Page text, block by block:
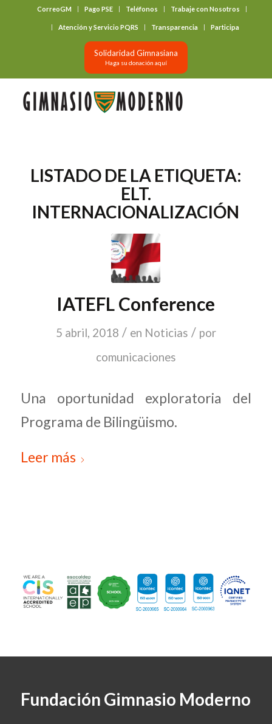
CorreoGM Pago PSE Teléfonos Trabaje con Nosotros
Atención y Servicio PQRS Transparencia Participa
Solidaridad Gimnasiana
Haga su donación aquí
LISTADO DE LA ETIQUETA:
ELT.
INTERNACIONALIZACIÓN
IATEFL Conference
5 abril, 2018 / en Noticias / por
comunicaciones
Una oportunidad exploratoria del
Programa de Bilingüismo.
Leer más
Fundación Gimnasio Moderno